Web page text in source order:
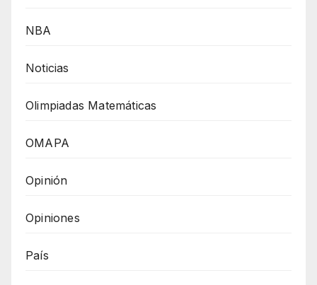
NBA
Noticias
Olimpiadas Matemáticas
OMAPA
Opinión
Opiniones
País